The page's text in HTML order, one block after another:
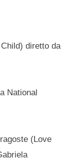
diretto da
National
(Love